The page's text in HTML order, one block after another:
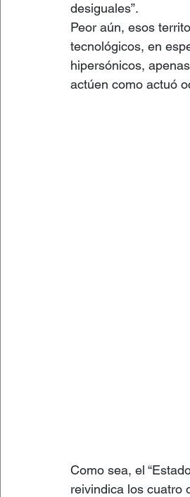
desiguales”.
Peor aún, esos
tecnológicos, en
hipersónicos,
actúen como actuó
Como sea, el
reivindica los cuatro